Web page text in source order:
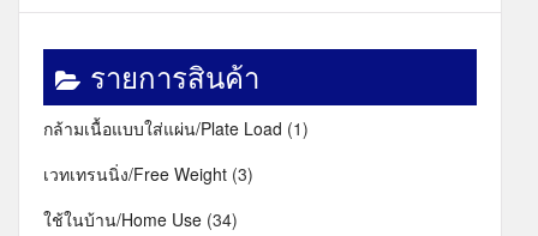
รายการสินค้า
กล้ามเนื้อแบบใส่แผ่น/Plate Load (1)
เวทเทรนนิ่ง/Free Weight (3)
ใช้ในบ้าน/Home Use (34)